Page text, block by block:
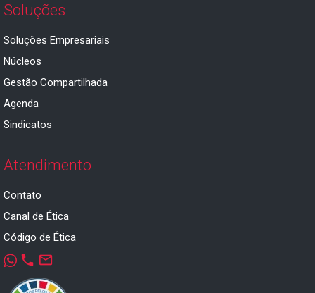
Soluções
Soluções Empresariais
Núcleos
Gestão Compartilhada
Agenda
Sindicatos
Atendimento
Contato
Canal de Ética
Código de Ética
phone mail_outline